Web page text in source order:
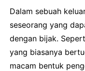
Dalam sebuah
seseorang yang
dengan bijak.
yang biasanya
macam bentuk